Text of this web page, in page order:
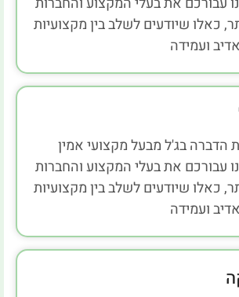
כאלו שיודעים לשלב בין מקצועיות
ועמידה
הדברה בג'ל מבעל מקצועי אמין
עבורכם את בעלי המקצוע והחברות
כאלו שיודעים לשלב בין מקצועיות
ועמידה